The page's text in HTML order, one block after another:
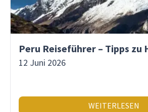
12 Juni 2026
WEITERLESEN